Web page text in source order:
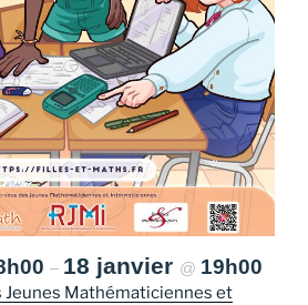
– 18 janvier @ 19h00
Jeunes Mathématiciennes et